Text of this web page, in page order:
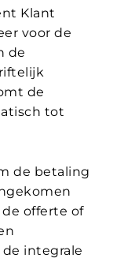
Klant
voor de
de
de
tot
de betaling
de offerte of
integrale